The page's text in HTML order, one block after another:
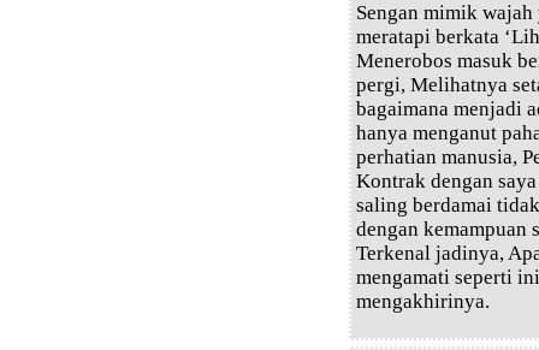
Sengan mimik
meratapi berkata
Menerobos masuk
pergi, Melihatnya
bagaimana menjadi
hanya menganut
perhatian manusia,
Kontrak dengan
saling berdamai
dengan kemampuan
Terkenal jadinya,
mengamati seperti
mengakhirinya.